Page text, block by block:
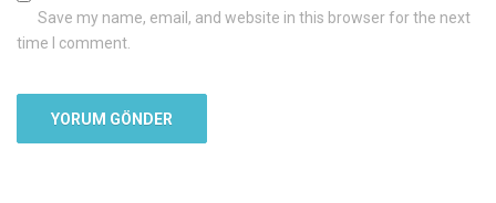
Save my name, email, and website in this browser for the next
time I comment.